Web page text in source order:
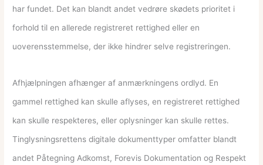
har fundet. Det kan blandt andet vedrøre skødets prioritet i
forhold til en allerede registreret rettighed eller en
uoverensstemmelse, der ikke hindrer selve registreringen.
Afhjælpningen afhænger af anmærkningens ordlyd. En
gammel rettighed kan skulle aflyses, en registreret rettighed
kan skulle respekteres, eller oplysninger kan skulle rettes.
Tinglysningsrettens digitale dokumenttyper omfatter blandt
andet Påtegning Adkomst, Forevis Dokumentation og Respekt